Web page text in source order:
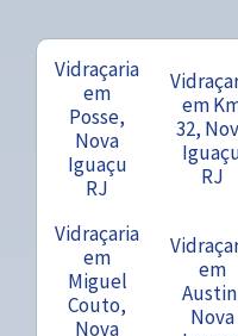
Vidraçaria
em
Posse,
Nova
Iguaçu
RJ
em
32,
RJ
Vidraçaria
em
Miguel
Couto,
Nova
em
Nova